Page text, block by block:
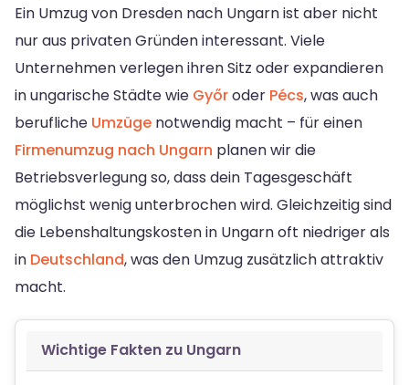
Ein Umzug von Dresden nach Ungarn ist aber nicht
nur aus privaten Gründen interessant. Viele
Unternehmen verlegen ihren Sitz oder expandieren
in ungarische Städte wie Győroder Pécs, was auch
berufliche Umzüge notwendig macht – für einen
Firmenumzug nach Ungarn planen wir die
Betriebsverlegung so, dass dein Tagesgeschäft
möglichst wenig unterbrochen wird. Gleichzeitig sind
die Lebenshaltungskosten in Ungarn oft niedriger als
in Deutschland, was den Umzug zusätzlich attraktiv
macht.
Wichtige Fakten zu Ungarn